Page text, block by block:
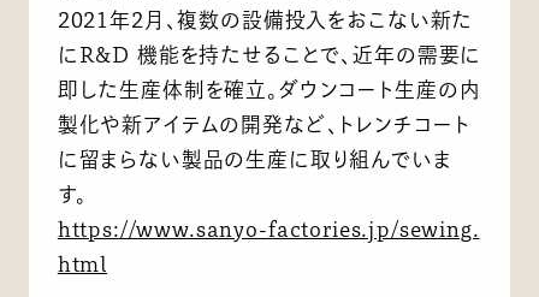
2021年2月、複数の設備投入をおこない新た
にR&D 機能を持たせることで、近年の需要に
即した生産体制を確立。ダウンコート生産の内
製化や新アイテムの開発など、トレンチコート
に留まらない製品の生産に取り組んでいま
す。
https://www.sanyo-factories.jp/sewing.
html